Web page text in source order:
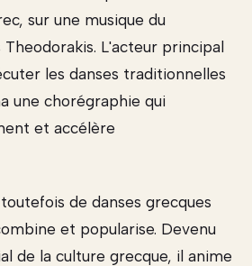
sur une musique du
L'acteur principal
les danses traditionnelles
une chorégraphie qui
et accélère
de danses grecques
et popularise. Devenu
de la culture grecque, il anime